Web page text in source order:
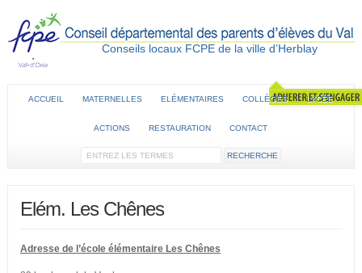
Conseils locaux FCPE de la ville d’Herblay
ACCUEIL MATERNELLES ELÉMENTAIRES COLLÈGES LYCÉE
ACTIONS RESTAURATION CONTACT
Elém. Les Chênes
Adresse de l’école élémentaire Les Chênes